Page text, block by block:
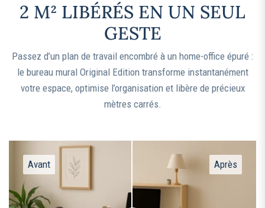
2 M² LIBÉRÉS EN UN SEUL
GESTE
Passez d’un plan de travail encombré à un home-office épuré :
le bureau mural Original Edition transforme instantanément
votre espace, optimise l’organisation et libère de précieux
mètres carrés.